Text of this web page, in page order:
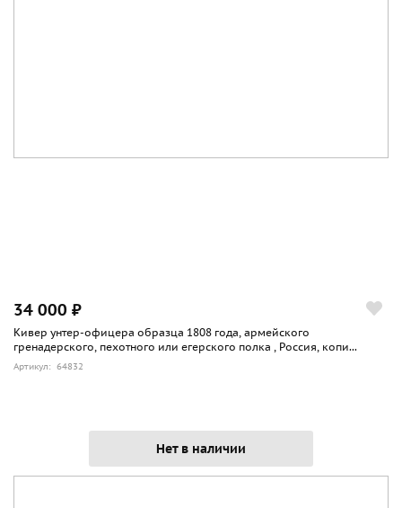
34 000 ₽
Кивер унтер-офицера образца 1808 года, армейского
гренадерского, пехотного или егерского полка , Россия, копи...
Артикул: 64832
Нет в наличии